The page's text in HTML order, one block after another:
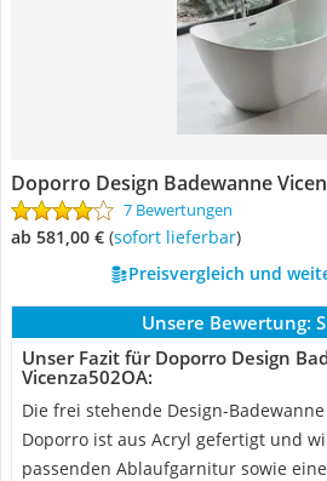
Doporro Design Badewanne
7 Bewertungen
ab 581,00 € ( Sofort lieferbar)
Preisvergleich und
Unsere Bewertung:
Unser Fazit für Doporro Design
Vicenza502OA:
Die frei stehende Design-Badewanne
Doporro ist aus Acryl gefertigt und
passenden Ablaufgarnitur sowie